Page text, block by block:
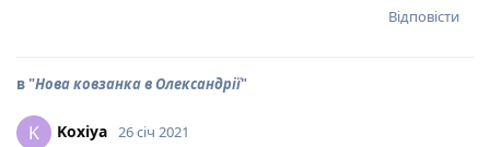
Відповісти
в "Нова ковзанка в Олександрії"
K Koxiya 26 січ 2021